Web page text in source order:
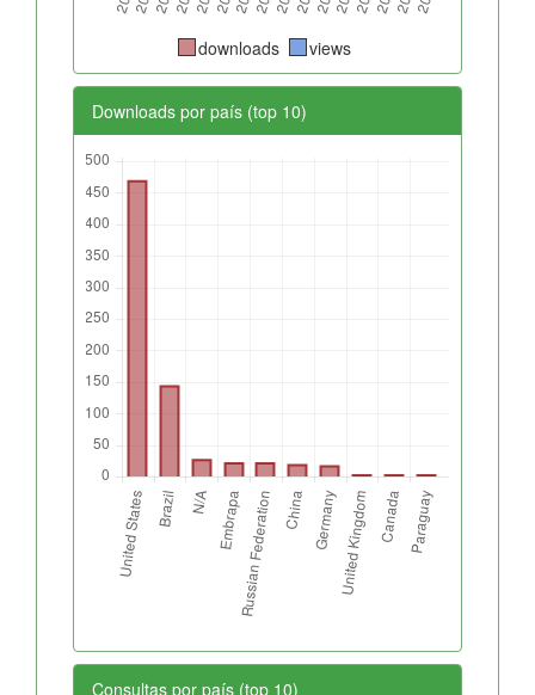
downloads views
Downloads por país (top 10)
Consultas por país (top 10)